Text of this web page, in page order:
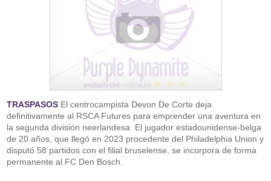
TRASPASOS El centrocampista Devon De Corte deja
definitivamente al RSCA Futures para emprender una aventura en
la segunda división neerlandesa. El jugador estadounidense-belga
de 20 años, que llegó en 2023 procedente del Philadelphia Union y
disputó 58 partidos con el filial bruselense, se incorpora de forma
permanente al FC Den Bosch.